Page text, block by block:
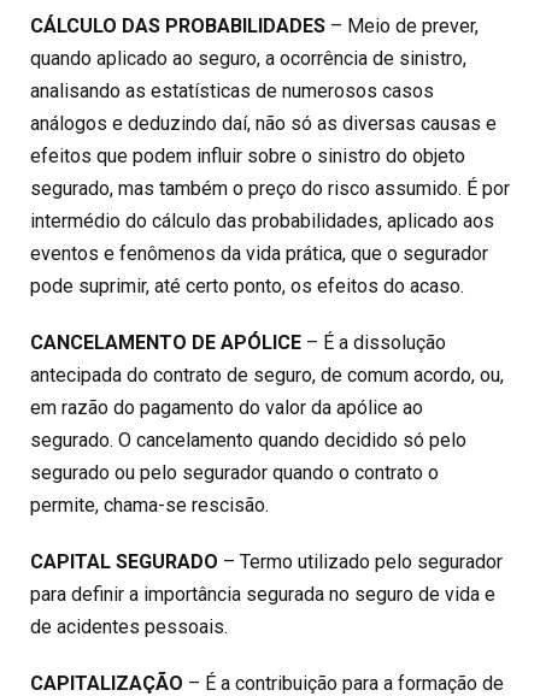
CÁLCULO DAS PROBABILIDADES – Meio de prever,
quando aplicado ao seguro, a ocorrência de sinistro,
analisando as estatísticas de numerosos casos
análogos e deduzindo daí, não só as diversas causas e
efeitos que podem influir sobre o sinistro do objeto
segurado, mas também o preço do risco assumido. É por
intermédio do cálculo das probabilidades, aplicado aos
eventos e fenômenos da vida prática, que o segurador
pode suprimir, até certo ponto, os efeitos do acaso.
CANCELAMENTO DE APÓLICE – É a dissolução
antecipada do contrato de seguro, de comum acordo, ou,
em razão do pagamento do valor da apólice ao
segurado. O cancelamento quando decidido só pelo
segurado ou pelo segurador quando o contrato o
permite, chama-se rescisão.
CAPITAL SEGURADO – Termo utilizado pelo segurador
para definir a importância segurada no seguro de vida e
de acidentes pessoais.
CAPITALIZAÇÃO – É a contribuição para a formação de